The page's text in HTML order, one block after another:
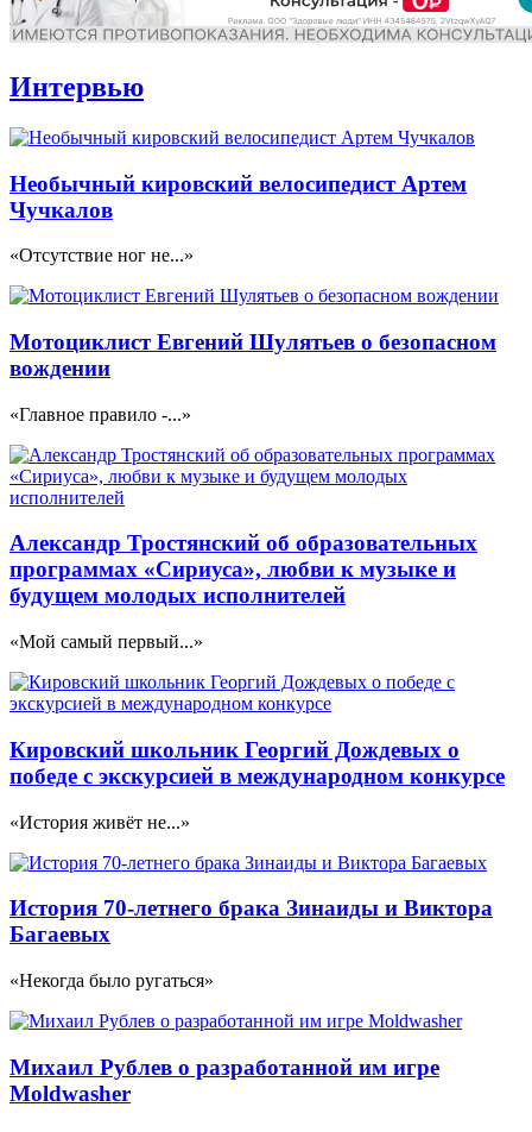
Интервью
Необычный кировский велосипедист Артем
Чучкалов
«Отсутствие ног не...»
Мотоциклист Евгений Шулятьев о безопасном
вождении
«Главное правило -...»
Александр Тростянский об образовательных
программах «Сириуса», любви к музыке и
будущем молодых исполнителей
«Мой самый первый...»
Кировский школьник Георгий Дождевых о
победе с экскурсией в международном конкурсе
«История живёт не...»
История 70-летнего брака Зинаиды и Виктора
Багаевых
«Некогда было ругаться»
Михаил Рублев о разработанной им игре
Moldwasher